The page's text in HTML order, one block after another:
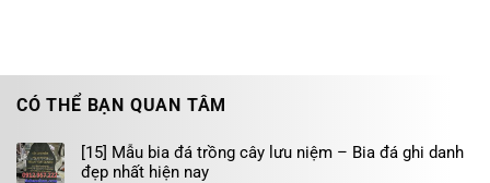
CÓ THỂ BẠN QUAN TÂM
[15] Mẫu bia đá trồng cây lưu niệm – Bia đá ghi danh
đẹp nhất hiện nay